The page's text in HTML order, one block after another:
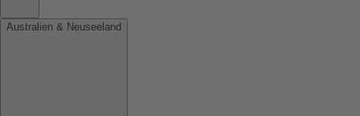
Australien & Neuseeland